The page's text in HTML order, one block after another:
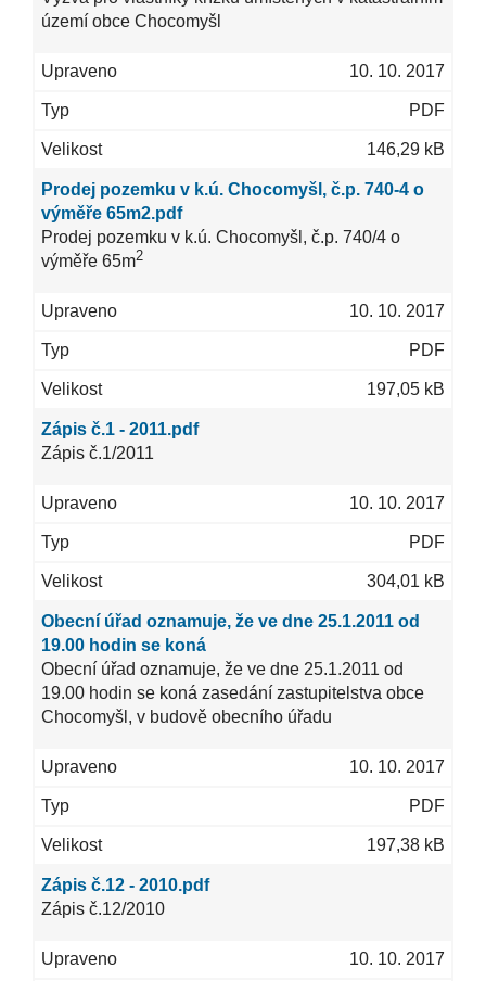
území obce Chocomyšl
10. 10. 2017
PDF
146,29 kB
Prodej pozemku v k.ú. Chocomyšl, č.p. 740-4 o
výměře 65m2.pdf
Prodej pozemku v k.ú. Chocomyšl, č.p. 740/4 o
výměře 65m2
10. 10. 2017
PDF
197,05 kB
Zápis č.1 - 2011.pdf
Zápis č.1/2011
10. 10. 2017
PDF
304,01 kB
Obecní úřad oznamuje, že ve dne 25.1.2011 od
19.00 hodin se koná
Obecní úřad oznamuje, že ve dne 25.1.2011 od
19.00 hodin se koná zasedání zastupitelstva obce
Chocomyšl, v budově obecního úřadu
10. 10. 2017
PDF
197,38 kB
Zápis č.12 - 2010.pdf
Zápis č.12/2010
10. 10. 2017